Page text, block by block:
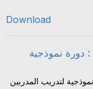
Download
: دورة نموذجية
لتدريب المدربين